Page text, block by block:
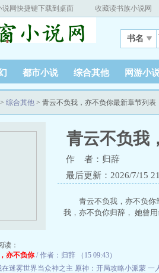
说网快捷键下载到桌面 收藏读书族小说网
书名
都市小说 综合其他 网游小
> 综合其他 > 青云不负我，亦不负你最新章节列表
青云不负我
作 者：归辞
最后更新：2026/7/15
青云不负我，亦不负你
我，亦不负你归辞， 她曾
读：
亦不负你 / 作者：归辞 （15 09:43）
在迷雾世界当众神之主 原神：开局攻略小派蒙 一